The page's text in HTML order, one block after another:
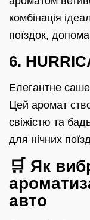
комбінація
поїздок,
6.
Елегантне саше
Цей аромат
свіжістю та
для нічних
🛒 Як
авто